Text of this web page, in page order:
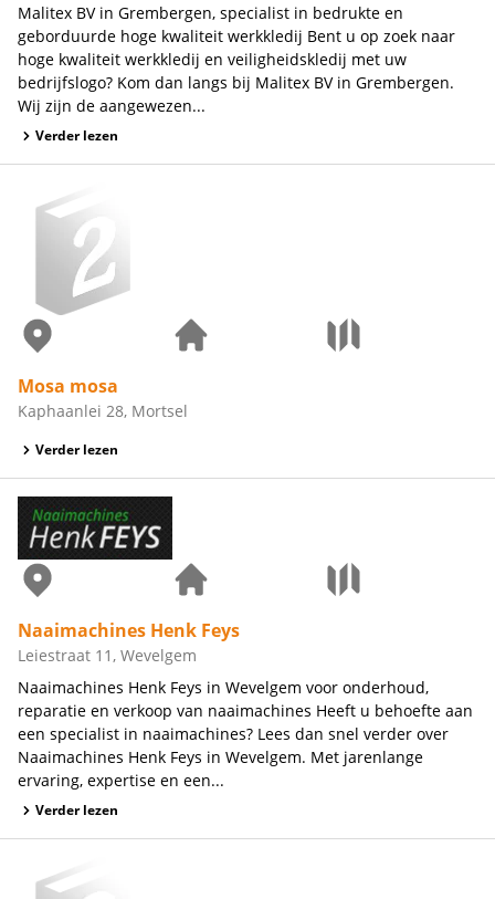
Malitex BV in Grembergen, specialist in bedrukte en
geborduurde hoge kwaliteit werkkledij Bent u op zoek naar
hoge kwaliteit werkkledij en veiligheidskledij met uw
bedrijfslogo? Kom dan langs bij Malitex BV in Grembergen.
Wij zijn de aangewezen...
Verder lezen
Mosa mosa
Kaphaanlei 28, Mortsel
Verder lezen
Naaimachines Henk Feys
Leiestraat 11, Wevelgem
Naaimachines Henk Feys in Wevelgem voor onderhoud,
reparatie en verkoop van naaimachines Heeft u behoefte aan
een specialist in naaimachines? Lees dan snel verder over
Naaimachines Henk Feys in Wevelgem. Met jarenlange
ervaring, expertise en een...
Verder lezen